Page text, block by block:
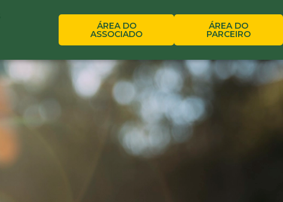
ÁREA DO
ASSOCIADO
ÁREA DO
PARCEIRO